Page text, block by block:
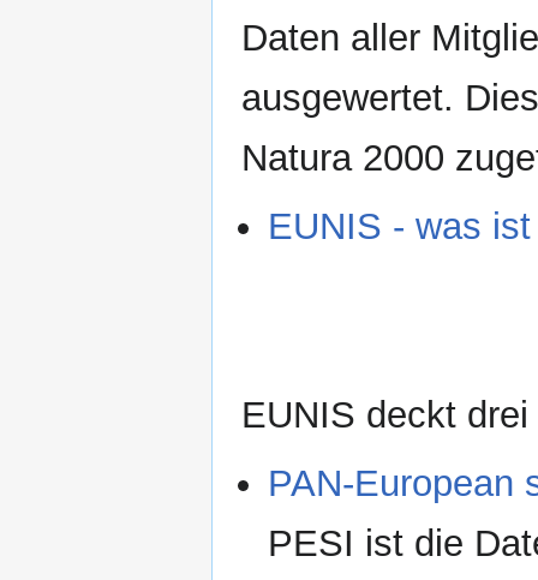
Daten aller
ausgewertet.
Natura 2000
EUNIS - was
EUNIS deckt
PAN-European
PESI ist die